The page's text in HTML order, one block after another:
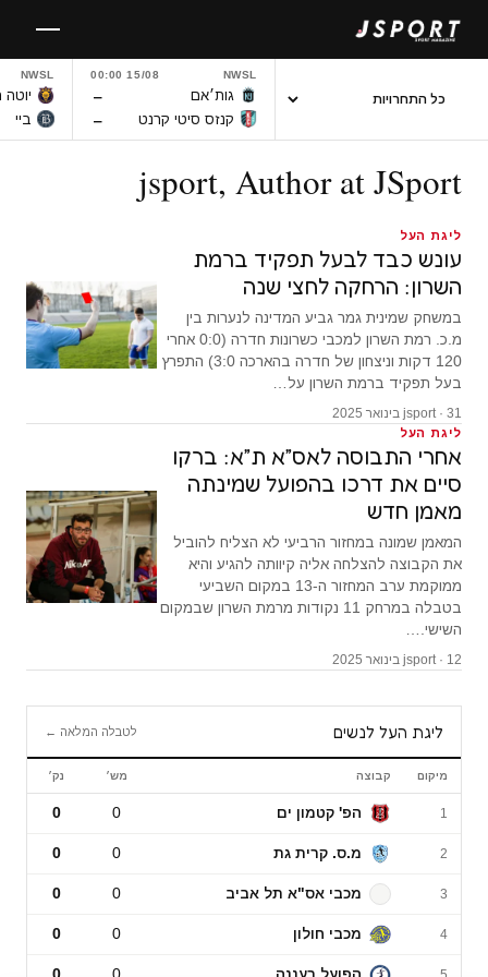
לתוכן
NWSL
15/08 00:00
גות׳אם –
קנזס סיטי קרנט –
NWSL
יוטה
ביי
jsport, Author at JSport
ליגת העל
עונש כבד לבעל תפקיד ברמת
השרון: הרחקה לחצי שנה
במשחק שמינית גמר גביע המדינה לנערות בין
מ.כ. רמת השרון למכבי כשרונות חדרה (0:0 אחרי
120 דקות וניצחון של חדרה בהארכה 3:0) התפרץ
בעל תפקיד ברמת השרון על…
jsport · 31 בינואר 2025
ליגת העל
אחרי התבוסה לאס״א ת״א: ברקו
סיים את דרכו בהפועל שמינתה
מאמן חדש
המאמן שמונה במחזור הרביעי לא הצליח להוביל
את הקבוצה להצלחה אליה קיוותה להגיע והיא
ממוקמת ערב המחזור ה-13 במקום השביעי
בטבלה במרחק 11 נקודות מרמת השרון שבמקום
השישי.…
jsport · 12 בינואר 2025
ליגת העל לנשים לטבלה המלאה ←
ליגת העל לנשים
מיקום קבוצה מש׳ נק׳
1 הפ' קטמון ים 0
0
2 מ.ס. קרית גת 0
0
3 מכבי אס"א תל אביב 0
0
4 מכבי חולון 0
0